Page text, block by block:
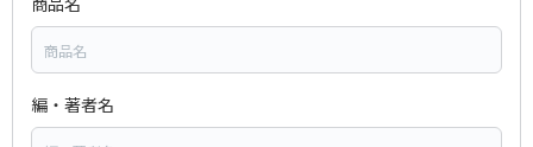
編・著者名